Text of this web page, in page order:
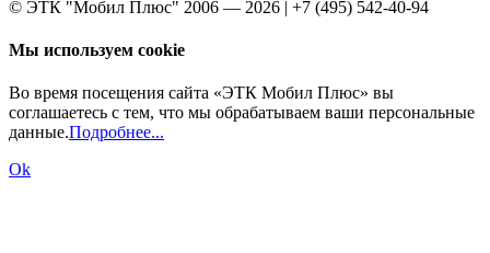
© ЭТК "Мобил Плюс" 2006 — 2026 | +7 (495) 542-40-94
Мы используем cookie
Во время посещения сайта «ЭТК Мобил Плюс» вы
соглашаетесь с тем, что мы обрабатываем ваши персональные
данные.Подробнее...
Ok